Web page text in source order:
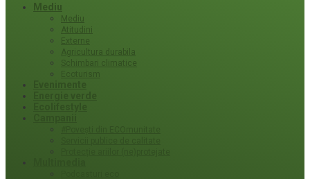
Mediu
Mediu
Atitudini
Externe
Agricultura durabila
Schimbari climatice
Ecoturism